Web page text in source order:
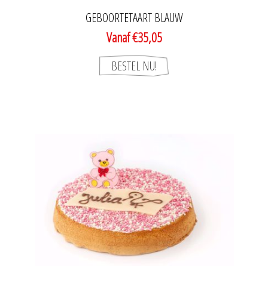
GEBOORTETAART BLAUW
Vanaf €35,05